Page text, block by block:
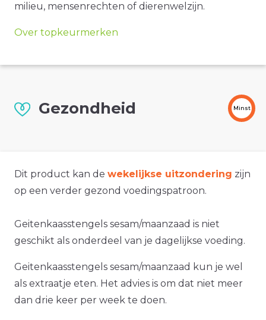
milieu, mensenrechten of dierenwelzijn.
Over topkeurmerken
Gezondheid Minst
Dit product kan de wekelijkse uitzondering zijn
op een verder gezond voedingspatroon.
Geitenkaasstengels sesam/maanzaad is niet
geschikt als onderdeel van je dagelijkse voeding.
Geitenkaasstengels sesam/maanzaad kun je wel
als extraatje eten. Het advies is om dat niet meer
dan drie keer per week te doen.